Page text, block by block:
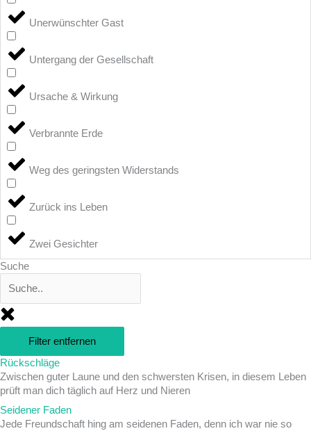
Unerwünschter Gast
Untergang der Gesellschaft
Ursache & Wirkung
Verbrannte Erde
Weg des geringsten Widerstands
Zurück ins Leben
Zwei Gesichter
Suche
Filter entfernen
Rückschläge
Zwischen guter Laune und den schwersten Krisen, in diesem Leben
prüft man dich täglich auf Herz und Nieren
Seidener Faden
Jede Freundschaft hing am seidenen Faden, denn ich war nie so